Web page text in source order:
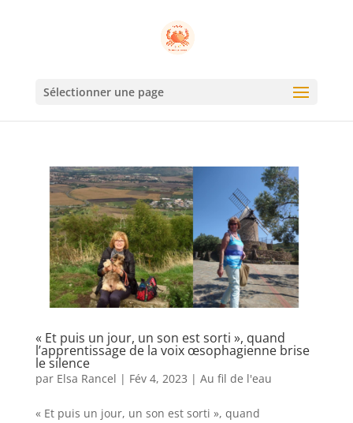
Sélectionner une page
« Et puis un jour, un son est sorti », quand
l’apprentissage de la voix œsophagienne brise
le silence
par Elsa Rancel | Fév 4, 2023 | Au fil de l'eau
« Et puis un jour, un son est sorti », quand